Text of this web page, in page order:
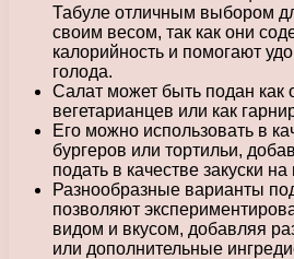
Табуле отличным выбором
своим весом, так как они
калорийность и помогают
голода.
Салат может быть подан как
вегетарианцев или как
Его можно использовать в
бургеров или тортильи,
подать в качестве закуски на
Разнообразные варианты
позволяют
видом и вкусом, добавляя
или дополнительные